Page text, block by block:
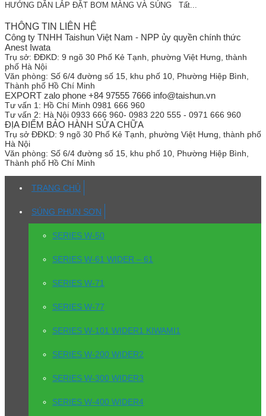
HƯỚNG DẪN LẮP ĐẶT BƠM MÀNG VÀ SÚNG Tất...
THÔNG TIN LIÊN HỆ
Công ty TNHH Taishun Việt Nam - NPP ủy quyền chính thức
Anest Iwata
Trụ sở: ĐĐKD: 9 ngõ 30 Phố Kẻ Tạnh, phường Việt Hưng, thành
phố Hà Nội
Văn phòng: Số 6/4 đường số 15, khu phố 10, Phường Hiệp Bình,
Thành phố Hồ Chí Minh
EXPORT zalo phone +84 97555 7666 info@taishun.vn
Tư vấn 1: Hồ Chí Minh 0981 666 960
Tư vấn 2: Hà Nội 0933 666 960- 0983 220 555 - 0971 666 960
ĐỊA ĐIỂM BẢO HÀNH SỬA CHỮA
Trụ sở ĐĐKD: 9 ngõ 30 Phố Kẻ Tạnh, phường Việt Hưng, thành phố
Hà Nội
Văn phòng: Số 6/4 đường số 15, khu phố 10, Phường Hiệp Bình,
Thành phố Hồ Chí Minh
TRANG CHỦ
SÚNG PHUN SƠN
SERIES W-50
SERIES W-61 WIDER – 61
SERIES W-71
SERIES W-77
SERIES W-101 WIDER1 KIWAMI1
SERIES W-200 WIDER2
SERIES W-300 WIDER3
SERIES W-400 WIDER4